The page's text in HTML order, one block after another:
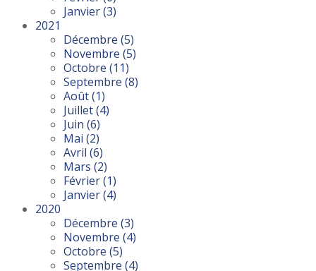
Janvier(3)
2021
Décembre (5)
Novembre (5)
Octobre (11)
Septembre (8)
Août(1)
Juillet(4)
Juin (6)
Mai (2)
Avril (6)
Mars (2)
Février(1)
Janvier(4)
2020
Décembre (3)
Novembre (4)
Octobre (5)
Septembre (4)